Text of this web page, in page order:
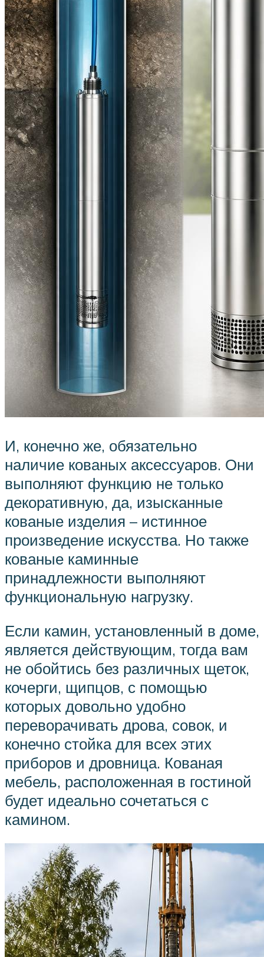
И, конечно же, обязательно
наличие кованых аксессуаров. Они
выполняют функцию не только
декоративную, да, изысканные
кованые изделия – истинное
произведение искусства. Но также
кованые каминные
принадлежности выполняют
функциональную нагрузку.
Если камин, установленный в доме,
является действующим, тогда вам
не обойтись без различных щеток,
кочерги, щипцов, с помощью
которых довольно удобно
переворачивать дрова, совок, и
конечно стойка для всех этих
приборов и дровница. Кованая
мебель, расположенная в гостиной
будет идеально сочетаться с
камином.